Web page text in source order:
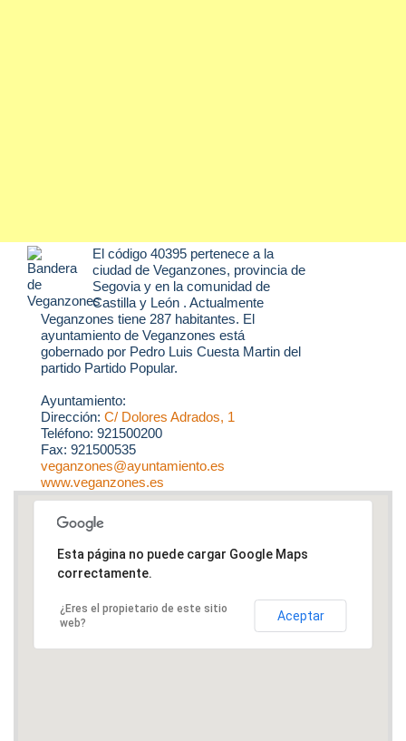
El código 40395 pertenece a la
ciudad de Veganzones, provincia de
Segovia y en la comunidad de
Castilla y León . Actualmente
Veganzones tiene 287 habitantes. El
ayuntamiento de Veganzones está
gobernado por Pedro Luis Cuesta Martin del
partido Partido Popular.
Ayuntamiento:
Dirección: C/ Dolores Adrados, 1
Teléfono: 921500200
Fax: 921500535
veganzones@ayuntamiento.es
www.veganzones.es
Esta página no puede cargar Google Maps
correctamente.
¿Eres el propietario de este sitio
web?
Aceptar